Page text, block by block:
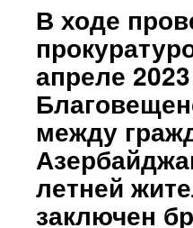
В ходе
апреле
между
летней
заключен